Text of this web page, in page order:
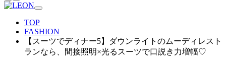
TOP
FASHION
【スーツでディナー5】ダウンライトのムーディレスト
ランなら、間接照明×光るスーツで口説き力増幅♡